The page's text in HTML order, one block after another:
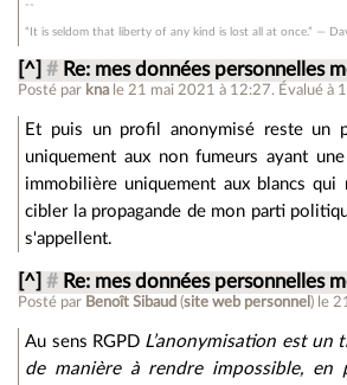
“It is seldom that liberty of any kind is lost all at once.” ―
[^] # Re: mes données personnelles
Posté par kna le 21 mai 2021 à 12:27. Évalué à
Et puis un profil anonymisé reste un
uniquement aux non fumeurs ayant
immobilière uniquement aux blancs
cibler la propagande de mon parti
s'appellent.
[^] # Re: mes données personnelles
Posté par Benoît Sibaud (site web personnel ) le
Au sens RGPD L’anonymisation est
de manière à rendre impossible,